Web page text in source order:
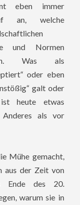
eben immer
an, welche
und Normen
Was als
oder eben
galt oder
heute etwas
Anderes als vor
Mühe gemacht,
aus der Zeit von
Ende des 20.
warum sie in